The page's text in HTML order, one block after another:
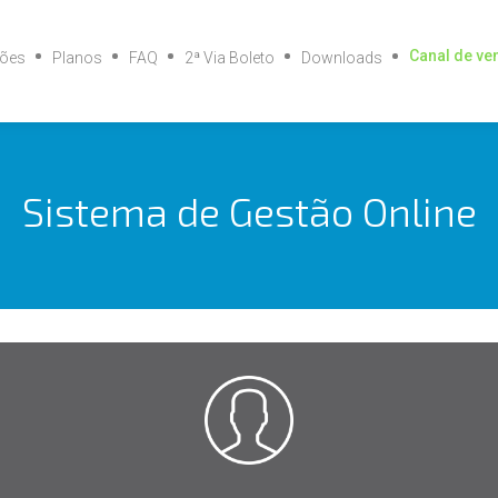
Planos FAQ 2ª Via Boleto Downloads Canal de
Sistema de Gestão Online